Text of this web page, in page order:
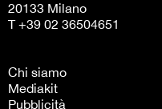
20133 Milano
T +39 02 36504651
Chi siamo
Mediakit
Pubblicità